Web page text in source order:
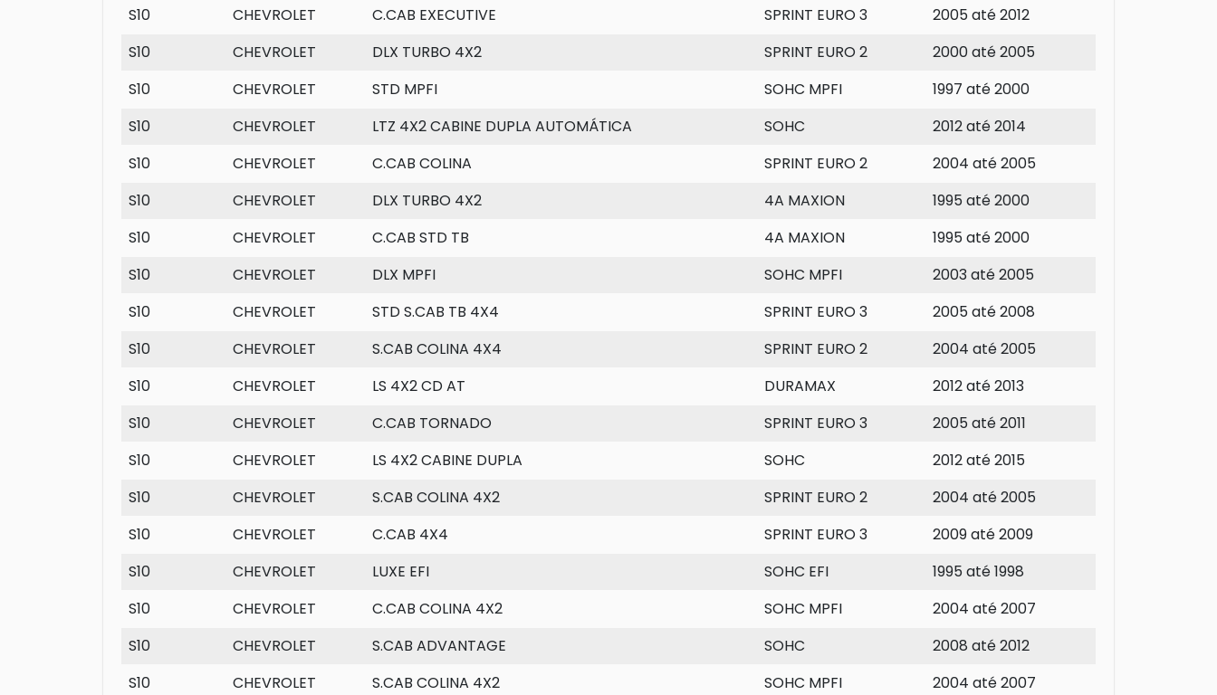
S10
CHEVROLET C.CAB EXECUTIVE SPRINT EURO 3
2005 até 2012
S10
CHEVROLET DLX TURBO 4X2 SPRINT EURO 2
2000 até 2005
S10
CHEVROLET STD MPFI SOHC MPFI
1997 até 2000
S10
CHEVROLET LTZ 4X2 CABINE DUPLA AUTOMÁTICA SOHC
2012 até 2014
S10
CHEVROLET C.CAB COLINA SPRINT EURO 2
2004 até 2005
S10
CHEVROLET DLX TURBO 4X2 4A MAXION
1995 até 2000
S10
CHEVROLET C.CAB STD TB 4A MAXION
1995 até 2000
S10
CHEVROLET DLX MPFI SOHC MPFI
2003 até 2005
S10
CHEVROLET STD S.CAB TB 4X4 SPRINT EURO 3
2005 até 2008
S10
CHEVROLET S.CAB COLINA 4X4 SPRINT EURO 2
2004 até 2005
S10
CHEVROLET LS 4X2 CD AT DURAMAX
2012 até 2013
S10
CHEVROLET C.CAB TORNADO SPRINT EURO 3
2005 até 2011
S10
CHEVROLET LS 4X2 CABINE DUPLA SOHC
2012 até 2015
S10
CHEVROLET S.CAB COLINA 4X2 SPRINT EURO 2
2004 até 2005
S10
CHEVROLET C.CAB 4X4 SPRINT EURO 3
2009 até 2009
S10
CHEVROLET LUXE EFI SOHC EFI
1995 até 1998
S10
CHEVROLET C.CAB COLINA 4X2 SOHC MPFI
2004 até 2007
S10
CHEVROLET S.CAB ADVANTAGE SOHC
2008 até 2012
S10
CHEVROLET S.CAB COLINA 4X2 SOHC MPFI
2004 até 2007